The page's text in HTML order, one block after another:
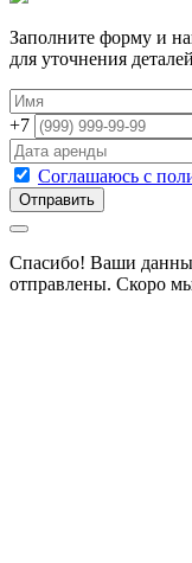
Заполните форму и
для уточнения
+7
Соглашаюсь с
Спасибо! Ваши
отправлены. Скоро